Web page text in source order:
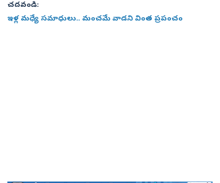
చదవండి:
ఇళ్ల మధ్యే సమాధులు.. మంచమే వాడని వింత ప్రపంచం